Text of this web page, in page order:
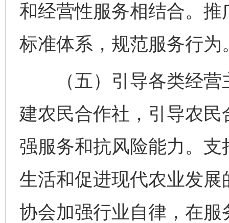
和经营性服务相结合。
标准体系，规范服务行为
（五）引导各类经营
建农民合作社，引导农
强服务和抗风险能力。
生活和促进现代农业发
协会加强行业自律，在